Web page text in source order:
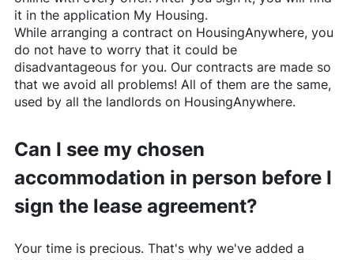
it in the application My Housing.
While arranging a contract on HousingAnywhere, you
do not have to worry that it could be
disadvantageous for you. Our contracts are made so
that we avoid all problems! All of them are the same,
used by all the landlords on HousingAnywhere.
Can I see my chosen
accommodation in person before I
sign the lease agreement?
Your time is precious. That's why we've added a